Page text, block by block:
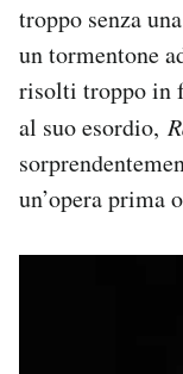
troppo senza
un tormentone
risolti troppo in
al suo esordio,
un’opera prima